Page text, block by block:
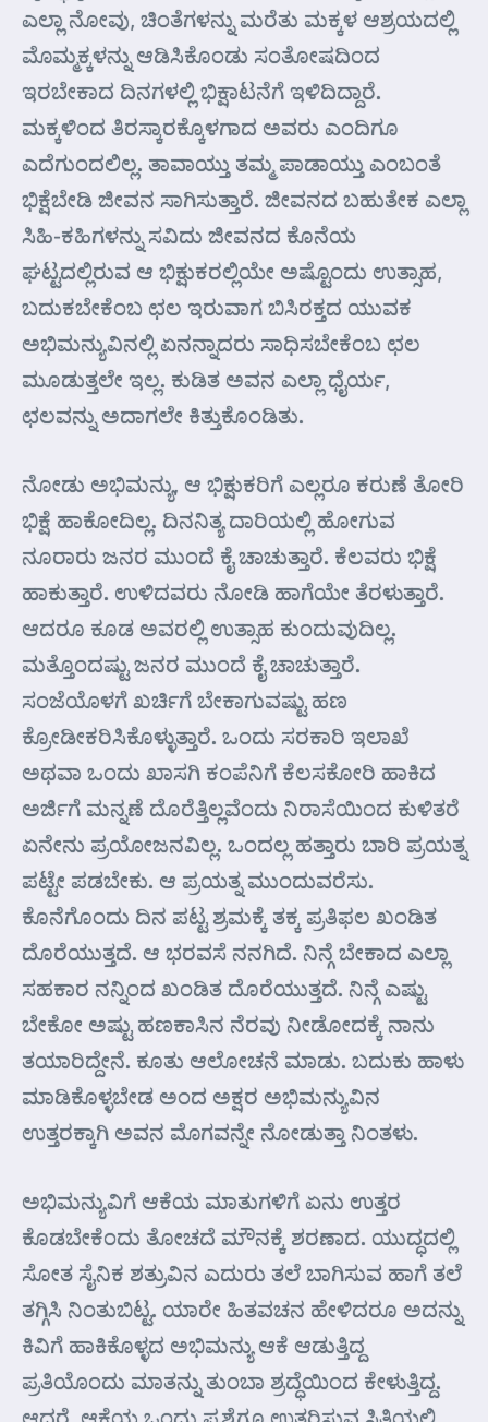
ಎಲ್ಲಾ ನೋವು, ಚಿಂತೆಗಳನ್ನು ಮರೆತು ಮಕ್ಕಳ ಆಶ್ರಯದಲ್ಲಿ
ಮೊಮ್ಮಕ್ಕಳನ್ನು ಆಡಿಸಿಕೊಂಡು ಸಂತೋಷದಿಂದ
ಇರಬೇಕಾದ ದಿನಗಳಲ್ಲಿ ಭಿಕ್ಷಾಟನೆಗೆ ಇಳಿದಿದ್ದಾರೆ.
ಮಕ್ಕಳಿಂದ ತಿರಸ್ಕಾರಕ್ಕೊಳಗಾದ ಅವರು ಎಂದಿಗೂ
ಎದೆಗುಂದಲಿಲ್ಲ. ತಾವಾಯ್ತು ತಮ್ಮ ಪಾಡಾಯ್ತು ಎಂಬಂತೆ
ಭಿಕ್ಷೆಬೇಡಿ ಜೀವನ ಸಾಗಿಸುತ್ತಾರೆ. ಜೀವನದ ಬಹುತೇಕ ಎಲ್ಲಾ
ಸಿಹಿ-ಕಹಿಗಳನ್ನು ಸವಿದು ಜೀವನದ ಕೊನೆಯ
ಘಟ್ಟದಲ್ಲಿರುವ ಆ ಭಿಕ್ಷುಕರಲ್ಲಿಯೇ ಅಷ್ಟೊಂದು ಉತ್ಸಾಹ,
ಬದುಕಬೇಕೆಂಬ ಛಲ ಇರುವಾಗ ಬಿಸಿರಕ್ತದ ಯುವಕ
ಅಭಿಮನ್ಯುವಿನಲ್ಲಿ ಏನನ್ನಾದರು ಸಾಧಿಸಬೇಕೆಂಬ ಛಲ
ಮೂಡುತ್ತಲೇ ಇಲ್ಲ. ಕುಡಿತ ಅವನ ಎಲ್ಲಾ ಧೈರ್ಯ,
ಛಲವನ್ನು ಅದಾಗಲೇ ಕಿತ್ತುಕೊಂಡಿತು.
ನೋಡು ಅಭಿಮನ್ಯು, ಆ ಭಿಕ್ಷುಕರಿಗೆ ಎಲ್ಲರೂ ಕರುಣೆ ತೋರಿ
ಭಿಕ್ಷೆ ಹಾಕೋದಿಲ್ಲ. ದಿನನಿತ್ಯ ದಾರಿಯಲ್ಲಿ ಹೋಗುವ
ನೂರಾರು ಜನರ ಮುಂದೆ ಕೈ ಚಾಚುತ್ತಾರೆ. ಕೆಲವರು ಭಿಕ್ಷೆ
ಹಾಕುತ್ತಾರೆ. ಉಳಿದವರು ನೋಡಿ ಹಾಗೆಯೇ ತೆರಳುತ್ತಾರೆ.
ಆದರೂ ಕೂಡ ಅವರಲ್ಲಿ ಉತ್ಸಾಹ ಕುಂದುವುದಿಲ್ಲ.
ಮತ್ತೊಂದಷ್ಟು ಜನರ ಮುಂದೆ ಕೈ ಚಾಚುತ್ತಾರೆ.
ಸಂಜೆಯೊಳಗೆ ಖರ್ಚಿಗೆ ಬೇಕಾಗುವಷ್ಟು ಹಣ
ಕ್ರೋಡೀಕರಿಸಿಕೊಳ್ಳುತ್ತಾರೆ. ಒಂದು ಸರಕಾರಿ ಇಲಾಖೆ
ಅಥವಾ ಒಂದು ಖಾಸಗಿ ಕಂಪೆನಿಗೆ ಕೆಲಸಕೋರಿ ಹಾಕಿದ
ಅರ್ಜಿಗೆ ಮನ್ನಣೆ ದೊರೆತ್ತಿಲ್ಲವೆಂದು ನಿರಾಸೆಯಿಂದ ಕುಳಿತರೆ
ಏನೇನು ಪ್ರಯೋಜನವಿಲ್ಲ. ಒಂದಲ್ಲ ಹತ್ತಾರು ಬಾರಿ ಪ್ರಯತ್ನ
ಪಟ್ಟೇ ಪಡಬೇಕು. ಆ ಪ್ರಯತ್ನ ಮುಂದುವರೆಸು.
ಕೊನೆಗೊಂದು ದಿನ ಪಟ್ಟ ಶ್ರಮಕ್ಕೆ ತಕ್ಕ ಪ್ರತಿಫಲ ಖಂಡಿತ
ದೊರೆಯುತ್ತದೆ. ಆ ಭರವಸೆ ನನಗಿದೆ. ನಿನ್ಗೆ ಬೇಕಾದ ಎಲ್ಲಾ
ಸಹಕಾರ ನನ್ನಿಂದ ಖಂಡಿತ ದೊರೆಯುತ್ತದೆ. ನಿನ್ಗೆ ಎಷ್ಟು
ಬೇಕೋ ಅಷ್ಟು ಹಣಕಾಸಿನ ನೆರವು ನೀಡೋದಕ್ಕೆ ನಾನು
ತಯಾರಿದ್ದೇನೆ. ಕೂತು ಆಲೋಚನೆ ಮಾಡು. ಬದುಕು ಹಾಳು
ಮಾಡಿಕೊಳ್ಳಬೇಡ ಅಂದ ಅಕ್ಷರ ಅಭಿಮನ್ಯುವಿನ
ಉತ್ತರಕ್ಕಾಗಿ ಅವನ ಮೊಗವನ್ನೇ ನೋಡುತ್ತಾ ನಿಂತಳು.
ಅಭಿಮನ್ಯುವಿಗೆ ಆಕೆಯ ಮಾತುಗಳಿಗೆ ಏನು ಉತ್ತರ
ಕೊಡಬೇಕೆಂದು ತೋಚದೆ ಮೌನಕ್ಕೆ ಶರಣಾದ. ಯುದ್ಧದಲ್ಲಿ
ಸೋತ ಸೈನಿಕ ಶತ್ರುವಿನ ಎದುರು ತಲೆ ಬಾಗಿಸುವ ಹಾಗೆ ತಲೆ
ತಗ್ಗಿಸಿ ನಿಂತುಬಿಟ್ಟ. ಯಾರೇ ಹಿತವಚನ ಹೇಳಿದರೂ ಅದನ್ನು
ಕಿವಿಗೆ ಹಾಕಿಕೊಳ್ಳದ ಅಭಿಮನ್ಯು ಆಕೆ ಆಡುತ್ತಿದ್ದ
ಪ್ರತಿಯೊಂದು ಮಾತನ್ನು ತುಂಬಾ ಶ್ರದ್ಧೆಯಿಂದ ಕೇಳುತ್ತಿದ್ದ.